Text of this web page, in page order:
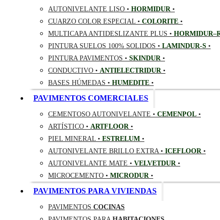
AUTONIVELANTE LISO • HORMIDUR •
CUARZO COLOR ESPECIAL • COLORITE •
MULTICAPA ANTIDESLIZANTE PLUS •
PINTURA SUELOS 100% SOLIDOS • LAMINDUR-S •
PINTURA PAVIMENTOS • SKINDUR •
CONDUCTIVO • ANTIELECTRIDUR •
BASES HÚMEDAS • HUMEDITE •
PAVIMENTOS COMERCIALES
CEMENTOSO AUTONIVELANTE • CEMENPOL •
ARTÍSTICO • ARTFLOOR •
PIEL MINERAL • ESTRELUM •
AUTONIVELANTE BRILLO EXTRA • ICEFLOOR •
AUTONIVELANTE MATE • VELVETDUR •
MICROCEMENTO • MICRODUR •
PAVIMENTOS PARA VIVIENDAS
PAVIMENTOS COCINAS